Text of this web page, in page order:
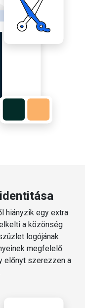
hiányzik egy extra
a közönség
logójának
megfelelő
előnyt szerezzen a